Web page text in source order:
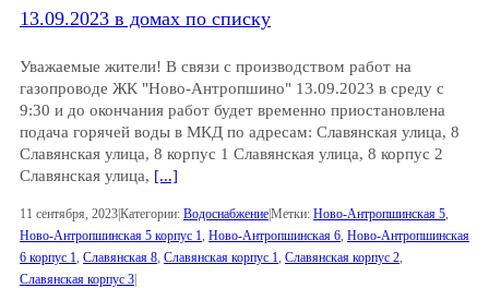
13.09.2023 в домах по списку
Уважаемые жители! В связи с производством работ на
газопроводе ЖК "Ново-Антропшино" 13.09.2023 в среду с
9:30 и до окончания работ будет временно приостановлена
подача горячей воды в МКД по адресам: Славянская улица, 8
Славянская улица, 8 корпус 1 Славянская улица, 8 корпус 2
Славянская улица, [...]
11 сентября, 2023|Категории: Водоснабжение|Метки: Ново-Антропшинская 5
Ново-Антропшинская 5 корпус 1 Ново-Антропшинская 6 Ново-Антропшинская
6 корпус 1 Славянская 8 Славянская корпус 1 Славянская корпус 2
Славянская корпус 3|